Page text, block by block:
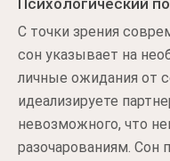
Психологический
С точки зрения
сон указывает на
личные ожидания от
идеализируете
невозможного, что
разочарованиям. Сон